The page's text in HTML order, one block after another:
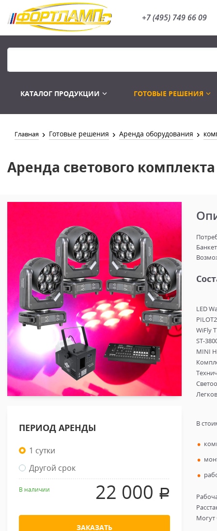
+7 (495) 749 66 09
КАТАЛОГ ПРОДУКЦИИ ГОТОВЫЕ РЕШЕНИЯ
Главная Готовые решения Аренда оборудования
Аренда светового комплекта
ПЕРИОД АРЕНДЫ
1 сутки
Другой срок
В наличии 22 000 .
ЗАКАЗАТЬ
LED
WiFly
ST-
MINI
В
Могут